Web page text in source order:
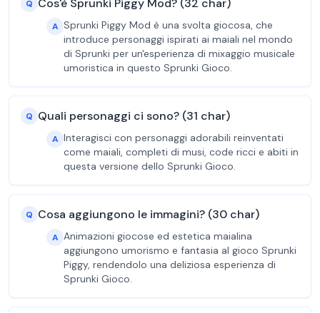
Q Cos'è Sprunki Piggy Mod? (32 char)
A Sprunki Piggy Mod è una svolta giocosa, che
introduce personaggi ispirati ai maiali nel mondo
di Sprunki per un'esperienza di mixaggio musicale
umoristica in questo Sprunki Gioco.
Q Quali personaggi ci sono? (31 char)
A Interagisci con personaggi adorabili reinventati
come maiali, completi di musi, code ricci e abiti in
questa versione dello Sprunki Gioco.
Q Cosa aggiungono le immagini? (30 char)
A Animazioni giocose ed estetica maialina
aggiungono umorismo e fantasia al gioco Sprunki
Piggy, rendendolo una deliziosa esperienza di
Sprunki Gioco.